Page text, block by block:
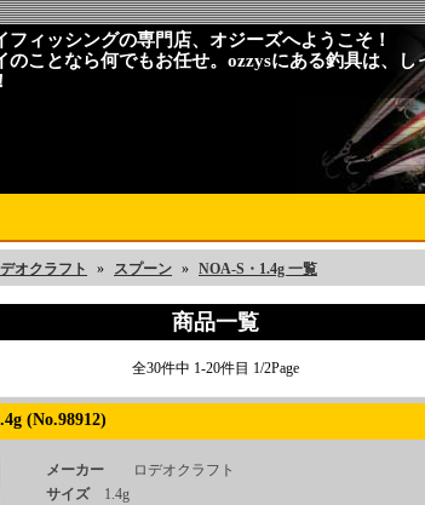
フィッシングの専門店、オジーズへようこそ！
のことなら何でもお任せ。ozzysにある釣具は、し
オクラフト » スプーン » NOA-S・1.4g 一覧
商品一覧
全30件中 1-20件目 1/2Page
(No.98912)
メーカー
ロデオクラフト
サイズ
1.4g